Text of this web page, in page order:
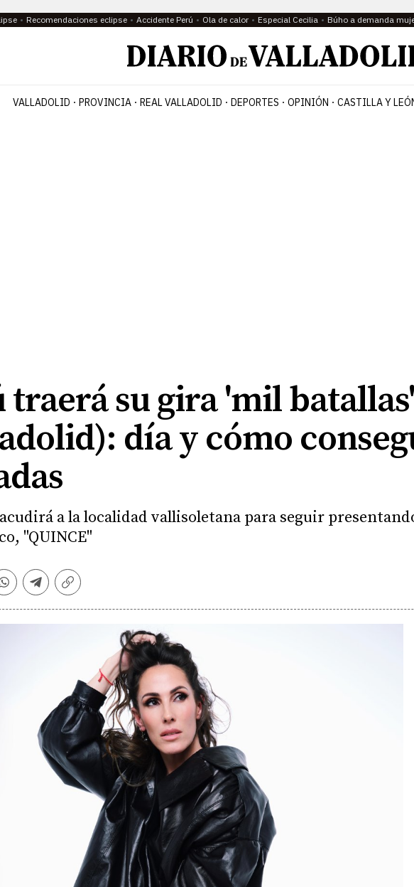
Recomendaciones eclipse Accidente Perú Ola de calor Especial Cecilia Búho a demanda
VALLADOLID PROVINCIA REAL VALLADOLID DEPORTES OPINIÓN CASTILLA Y
traerá su gira 'mil
día y cómo
a la localidad vallisoletana para seguir
"QUINCE"
Whatsapp
Telegram
Copiar